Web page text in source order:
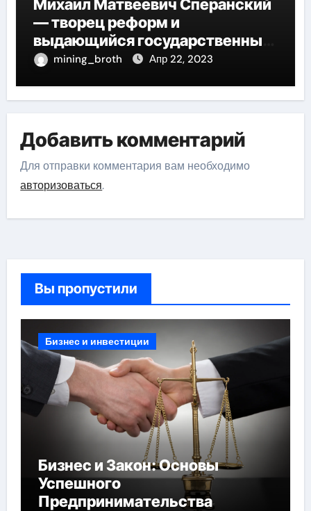
Михаил Матвеевич Сперанский
— творец реформ и
выдающийся государственный
деятель России
mining_broth Апр 22, 2023
Добавить комментарий
Для отправки комментария вам необходимо
авторизоваться.
Вы пропустили
Бизнес и инвестиции
Бизнес и Закон: Основы
Успешного
Предпринимательства